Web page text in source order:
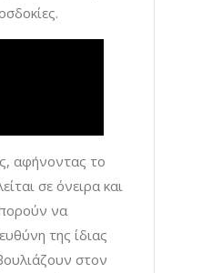
αφήνοντας το
σε όνειρα και
να
της ίδιας
στον